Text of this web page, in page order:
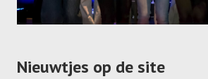
Nieuwtjes op de site